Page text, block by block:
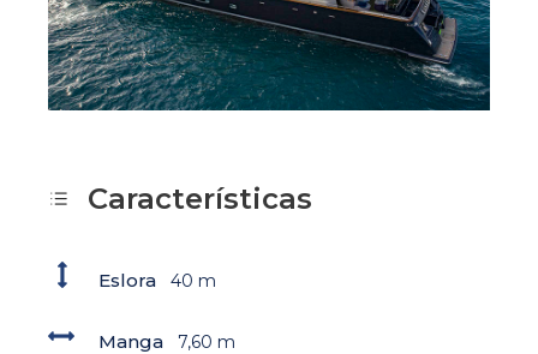
Características
Eslora 40 m
Manga 7,60 m